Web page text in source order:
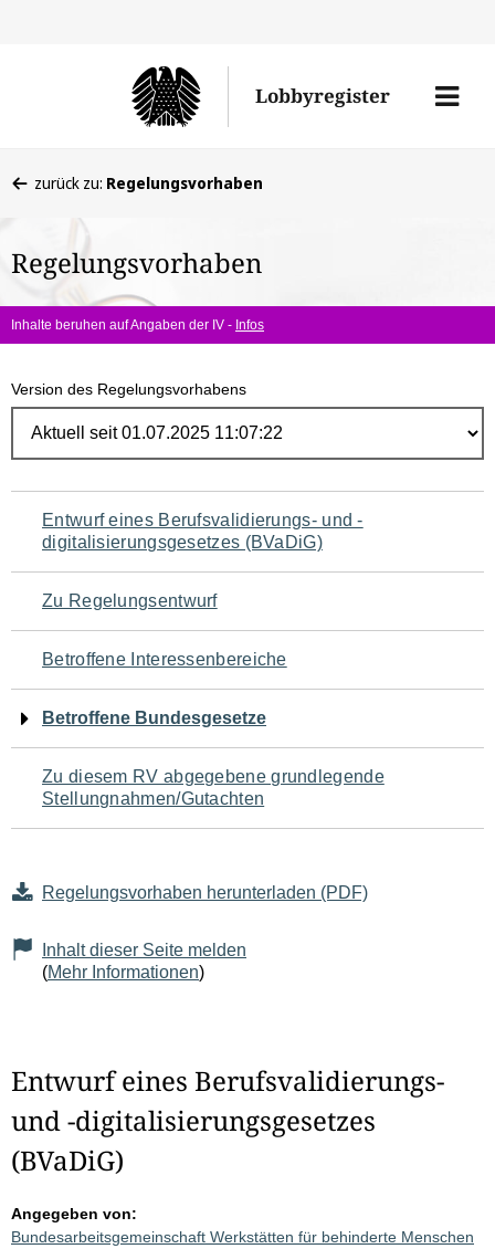
Lobbyregister
Menü
befinden
hier:
zurück zu: Regelungsvorhaben
Regelungsvorhaben
Inhalte beruhen auf Angaben der IV - Infos
Version des Regelungsvorhabens
Navigation
für
den
Seiteninhalt
Entwurf eines Berufsvalidierungs- und -
digitalisierungsgesetzes (BVaDiG)
Zu Regelungsentwurf
Betroffene Interessenbereiche
Betroffene Bundesgesetze
Zu diesem RV abgegebene grundlegende
Stellungnahmen/Gutachten
Regelungsvorhaben herunterladen (PDF)
Inhalt dieser Seite melden
(Mehr Informationen)
Entwurf eines Berufsvalidierungs-
und -digitalisierungsgesetzes
(BVaDiG)
Angegeben von:
Bundesarbeitsgemeinschaft Werkstätten für behinderte Menschen